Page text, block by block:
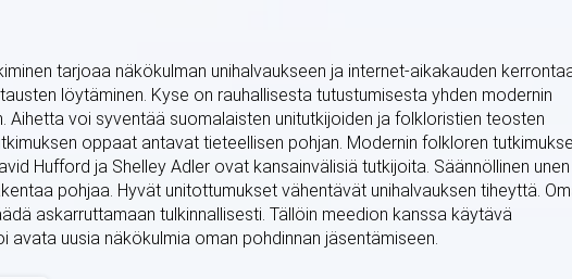
tarjoaa näkökulman unihalvaukseen ja internet-aikakauden
löytäminen. Kyse on rauhallisesta tutustumisesta yhden modernin
Aihetta voi syventää suomalaisten unitutkijoiden ja folkloristien teosten
oppaat antavat tieteellisen pohjan. Modernin folkloren
Hufford ja Shelley Adler ovat kansainvälisiä tutkijoita. Säännöllinen unen
pohjaa. Hyvät unitottumukset vähentävät unihalvauksen tiheyttä.
askarruttamaan tulkinnallisesti. Tällöin meedion kanssa käytävä
avata uusia näkökulmia oman pohdinnan jäsentämiseen.